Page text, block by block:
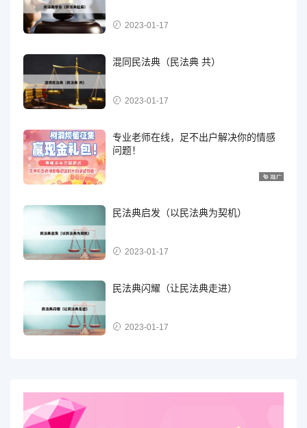
2023-01-17
混同民法典（民法典 共）
2023-01-17
专业老师在线，足不出户解决你的情感
问题！
民法典启发（以民法典为契机）
2023-01-17
民法典闪耀（让民法典走进）
2023-01-17